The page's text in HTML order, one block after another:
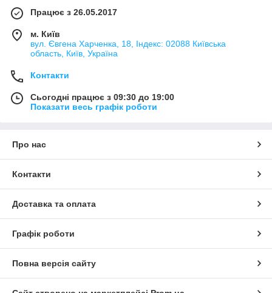
Працює з 26.05.2017
м. Київ
вул. Євгена Харченка, 18, Індекс: 02088 Київська
область, Київ, Україна
Контакти
Сьогодні працює з 09:30 до 19:00
Показати весь графік роботи
Про нас
Контакти
Доставка та оплата
Графік роботи
Повна версія сайту